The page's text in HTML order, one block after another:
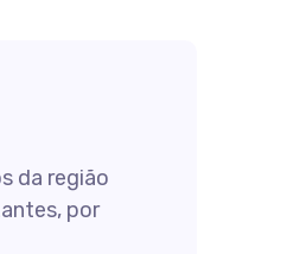
da região
por